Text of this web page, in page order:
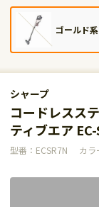
ゴールド系
シャープ
コードレスス
ティブエア
型番：ECSR7N カラ